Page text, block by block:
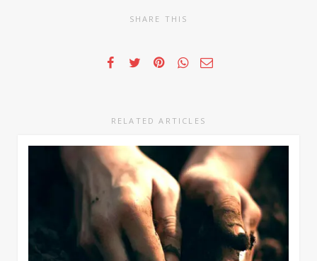
SHARE THIS
RELATED ARTICLES